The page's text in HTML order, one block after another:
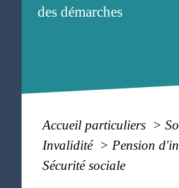
des démarches
Accueil particuliers >
Invalidité > Pension
Sécurité sociale